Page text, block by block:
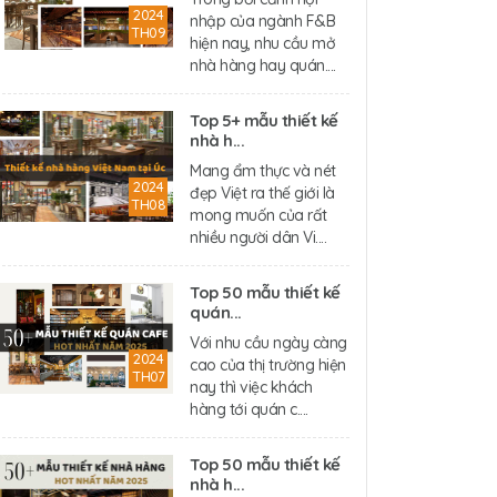
2024
TH09
nhập của ngành F&B
hiện nay, nhu cầu mở
nhà hàng hay quán....
2024
TH08
Top 5+ mẫu thiết kế
nhà h...
Mang ẩm thực và nét
đẹp Việt ra thế giới là
mong muốn của rất
nhiều người dân Vi....
2024
TH07
Top 50 mẫu thiết kế
quán...
Với nhu cầu ngày càng
cao của thị trường hiện
nay thì việc khách
hàng tới quán c....
Top 50 mẫu thiết kế
nhà h...